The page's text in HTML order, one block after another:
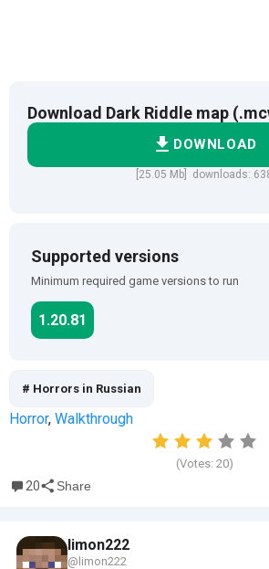
Download Dark Riddle map
DOWNLOAD
[25.05 Mb] downloads:
Supported versions
Minimum required game versions to run
1.20.81
# Horrors in Russian
Horror, Walkthrough
(Votes: 20)
20 Share
limon222
@limon222